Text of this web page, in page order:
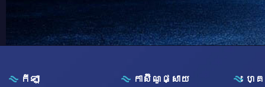
កីឡា
កាស៊ីណូផ្សាយ
ហ្គ